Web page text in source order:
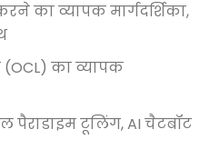
का व्यापक मार्गदर्शिका,
का व्यापक
पैराडाइम टूलिंग, AI चैटबॉट